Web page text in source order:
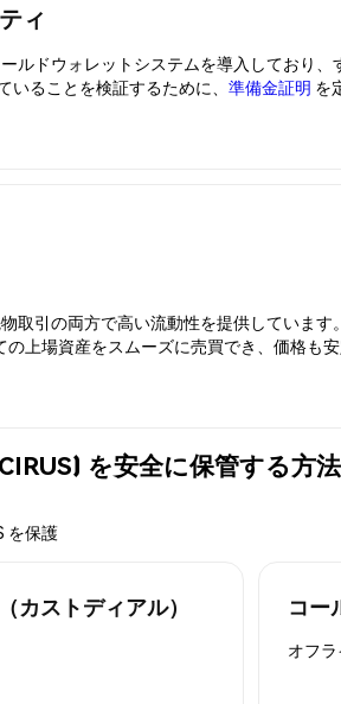
ィ
ルドウォレットシステムを導入しており、
いることを検証するために、 準備金証明 を
取引の両方で高い流動性を提供しています
上場資産をスムーズに売買でき、価格も
を安全に保管する方法
を保護
カストディアル） コー
オフ